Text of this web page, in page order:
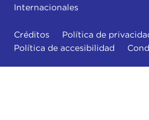
Internacionales
Créditos
Política de
Política de accesibilidad